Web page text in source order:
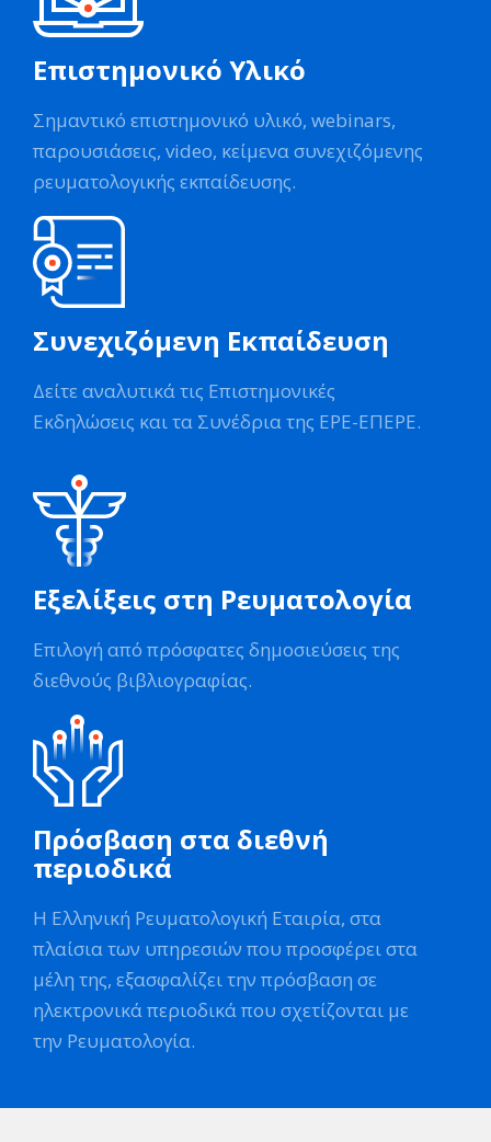
Επιστημονικό Υλικό
Σημαντικό επιστημονικό υλικό, webinars,
παρουσιάσεις, video, κείμενα συνεχιζόμενης
ρευματολογικής εκπαίδευσης.
Συνεχιζόμενη Εκπαίδευση
Δείτε αναλυτικά τις Επιστημονικές
Εκδηλώσεις και τα Συνέδρια της ΕΡΕ-ΕΠΕΡΕ.
Εξελίξεις στη Ρευματολογία
Επιλογή από πρόσφατες δημοσιεύσεις της
διεθνούς βιβλιογραφίας.
Πρόσβαση στα διεθνή
περιοδικά
Η Ελληνική Ρευματολογική Εταιρία, στα
πλαίσια των υπηρεσιών που προσφέρει στα
μέλη της, εξασφαλίζει την πρόσβαση σε
ηλεκτρονικά περιοδικά που σχετίζονται με
την Ρευματολογία.